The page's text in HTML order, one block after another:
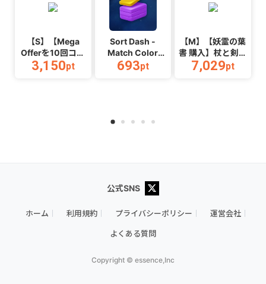
【S】【Mega
Offerを10回コン
プリートする】
Color
3,150pt
Sort Dash -
Match Color
Puzzle（チャレン
693pt
【M】【妖霊の葉
書 購入】杖と剣の
伝説
_Android_2608
7,029pt
公式SNS
ホーム 利用規約 プライバシーポリシー 運営会社
よくある質問
Copyright © essence,Inc